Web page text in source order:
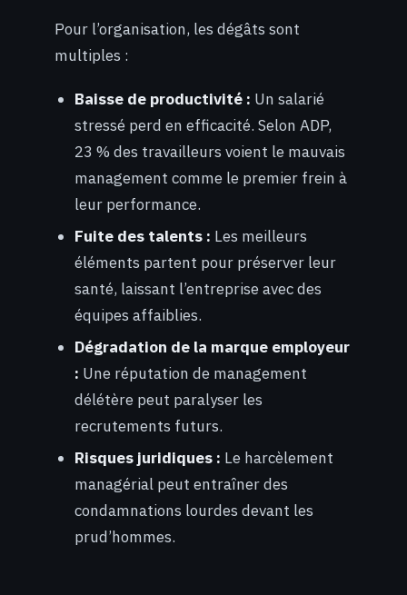
Pour l’organisation, les dégâts sont
multiples :
Baisse de productivité : Un salarié
stressé perd en efficacité. Selon ADP,
23 % des travailleurs voient le mauvais
management comme le premier frein à
leur performance.
Fuite des talents : Les meilleurs
éléments partent pour préserver leur
santé, laissant l’entreprise avec des
équipes affaiblies.
Dégradation de la marque employeur
: Une réputation de management
délétère peut paralyser les
recrutements futurs.
Risques juridiques : Le harcèlement
managérial peut entraîner des
condamnations lourdes devant les
prud’hommes.